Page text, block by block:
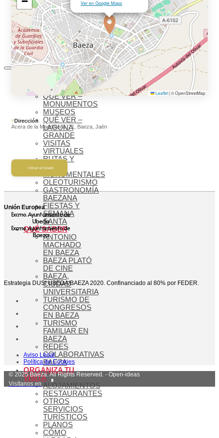
AGENDA
CULTURAL
BLOG
BIENVENIDOS
A BAEZA
QUÉ VER
IMPRESCINDIBLES
QUÉ VER –
MONUMENTOS
MUSEOS
QUÉ VER –
LAGUNA
GRANDE
VISITAS
VIRTUALES
RUTAS Y
GUÍAS
MONUMENTALES
OLEOTURISMO
GASTRONOMÍA
BAEZANA
FIESTAS Y
SEMANA
SANTA
QUÉ SABER
ANTONIO
MACHADO
EN BAEZA
BAEZA PLATÓ
DE CINE
BAEZA,
CIUDAD
UNIVERSITARIA
TURISMO DE
CONGRESOS
EN BAEZA
TURISMO
FAMILIAR EN
BAEZA
REDES
COLABORATIVAS
BAEZA
ORGANIZA TU
VISITA
ALOJAMIENTOS
RESTAURANTES
OTROS
SERVICIOS
TURÍSTICOS
PLANOS
CÓMO
Ver en Google Maps
Leaflet|© OpenStreetMap
Dirección
Acera de la Magdalena, 21, Baeza, Jaén
Volver al listado
Unión Europea
Excmo. Ayuntamiento de
Ubeda
Excmo. Ayuntamiento de
Baeza
Estrategia DUSI ÚBEDA/BAEZA 2020. Confinanciado al 80% por FEDER.
Aviso Legal
Política de Cookies
© 2025 Baeza. All Rights Reserved. - Open-ideas
Visítanos en